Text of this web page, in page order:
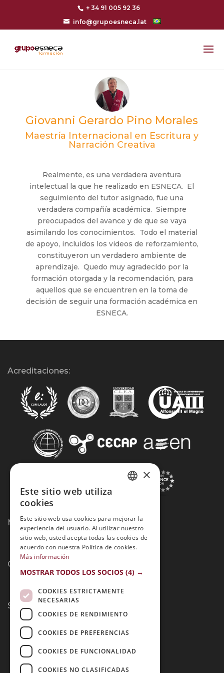
+ 34 91 005 92 36
info@grupoesneca.lat
Giovanni Gerardo Pino Morales
Maestría Internacional en Escritura y
Narración Creativa
Realmente, es una verdadera aventura
intelectual la que he realizado en ESNECA. El
seguimiento del tutor asignado, fue una
verdadera compañía académica. Siempre
preocupados del avance y de que se vaya
asimilando los conocimientos. Todo el material
de apoyo, incluidos los videos de reforzamiento,
constituyeron un verdadero ambiente de
aprendizaje. Quedo muy agradecido por la
formación otorgada y la recomendación, para
aquellos que se encuentren en la toma de
decisión de seguir una formación académica en
ESNECA.
Acreditaciones:
Métodos de Pago:
Contacto:
Síguenos:
×
Este sitio web utiliza
cookies
Este sitio web usa cookies para mejorar la
experiencia del usuario. Al utilizar nuestro
sitio web, usted acepta todas las cookies de
acuerdo con nuestra Política de cookies.
Más información
MOSTRAR TODOS LOS SOCIOS (4) →
COOKIES ESTRICTAMENTE
NECESARIAS
COOKIES DE RENDIMIENTO
COOKIES DE PREFERENCIAS
COOKIES DE FUNCIONALIDAD
COOKIES NO CLASIFICADAS